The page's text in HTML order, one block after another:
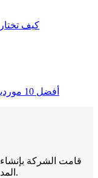
كيف
2025: أفضل 10 موردين لمصاعد السيارات في العالم
قامت الشركة
المدن الكبرى حول العالم لتقديم خدمات شاملة.